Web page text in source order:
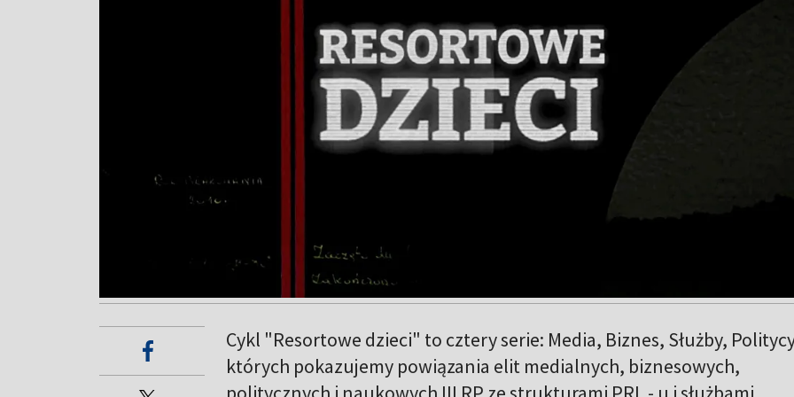
Cykl "Resortowe dzieci" to cztery serie: Media, Biznes, Służby,
których pokazujemy powiązania elit medialnych, biznesowych,